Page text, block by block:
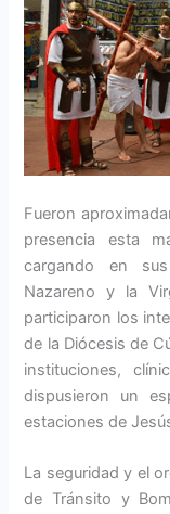
Fueron
presencia esta
cargando en
Nazareno y la
participaron los
de la Diócesis de
instituciones,
dispusieron un
estaciones de
La seguridad y el
de Tránsito y